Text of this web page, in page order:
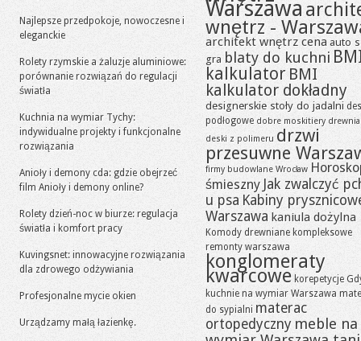
Najlepsze przedpokoje, nowoczesne i
eleganckie
Rolety rzymskie a żaluzje aluminiowe:
porównanie rozwiązań do regulacji
światła
Kuchnia na wymiar Tychy:
indywidualne projekty i funkcjonalne
rozwiązania
Anioły i demony cda: gdzie obejrzeć
film Anioły i demony online?
Rolety dzień-noc w biurze: regulacja
światła i komfort pracy
Kuvingsnet: innowacyjne rozwiązania
dla zdrowego odżywiania
Profesjonalne mycie okien
Urządzamy małą łazienkę.
Warszawa
wnętrz -
architekt wnętrz cena auto
gra blaty do kuchni
kalkulator BMI
kalkulator dokładny
designerskie stoły do jadalni
podłogowe dobre moskitiery
deski z polimeru drzwi
przesuwne
firmy budowlane Wrocław
śmieszny Jak zwalczyć
u psa Kabiny
Warszawa kaniula dożylna
Komody drewniane kompleksowe
remonty warszawa
konglomeraty
kwarcowe korepetycje
kuchnie na wymiar Warszawa
do sypialni materac
ortopedyczny meble na